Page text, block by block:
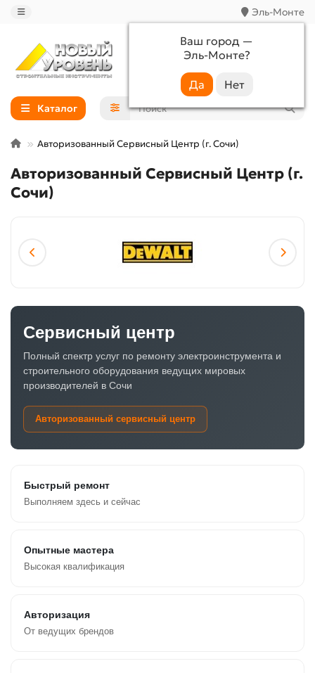
Эль-Монте
Ваш город —
Эль-Монте?
+7 (988) 233-44-52
Каталог
Авторизованный Сервисный Центр (г. Сочи)
Авторизованный Сервисный Центр (г.
Сочи)
Сервисный центр
Полный спектр услуг по ремонту электроинструмента и
строительного оборудования ведущих мировых
производителей в Сочи
Авторизованный сервисный центр
Быстрый ремонт
Выполняем здесь и сейчас
Опытные мастера
Высокая квалификация
Авторизация
От ведущих брендов